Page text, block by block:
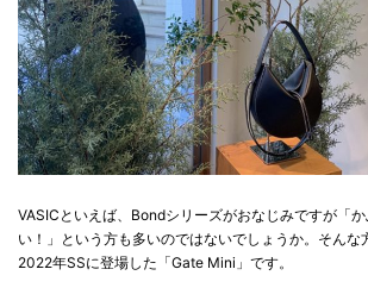
VASICといえば、Bondシリーズがおなじみですが「
い！」という方も多いのではないでしょうか。そんな
2022年SSに登場した「Gate Mini」です。